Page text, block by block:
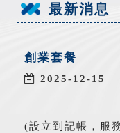
最新消息
創業套餐
2025-12-15
(設立到記帳，服